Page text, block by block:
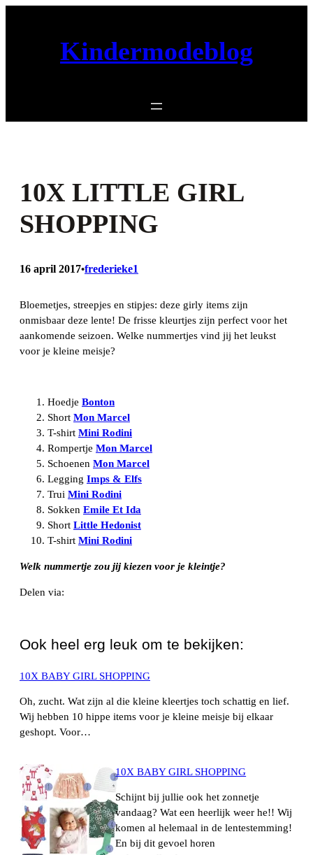
Kindermodeblog
10X LITTLE GIRL
SHOPPING
16 april 2017•frederieke1
Bloemetjes, streepjes en stipjes: deze girly items zijn
onmisbaar deze lente! De frisse kleurtjes zijn perfect voor het
aankomende seizoen. Welke nummertjes vind jij het leukst
voor je kleine meisje?
Hoedje Bonton
Short Mon Marcel
T-shirt Mini Rodini
Rompertje Mon Marcel
Schoenen Mon Marcel
Legging Imps & Elfs
Trui Mini Rodini
Sokken Emile Et Ida
Short Little Hedonist
T-shirt Mini Rodini
Welk nummertje zou jij kiezen voor je kleintje?
Delen via:
Ook heel erg leuk om te bekijken:
10X BABY GIRL SHOPPING
Oh, zucht. Wat zijn al die kleine kleertjes toch schattig en lief.
Wij hebben 10 hippe items voor je kleine meisje bij elkaar
geshopt. Voor…
10X BABY GIRL SHOPPING
Schijnt bij jullie ook het zonnetje
vandaag? Wat een heerlijk weer he!! Wij
komen al helemaal in de lentestemming!
En bij dit gevoel horen